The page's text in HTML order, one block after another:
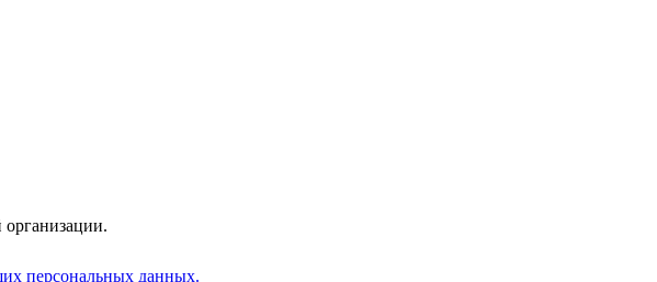
персональных данных.